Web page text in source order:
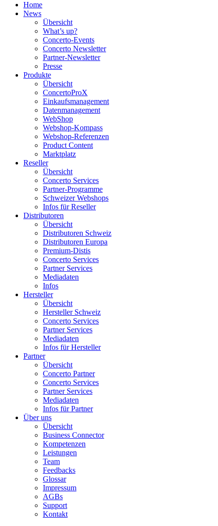
Home
News
Übersicht
What’s up?
Concerto-Events
Concerto Newsletter
Partner-Newsletter
Presse
Produkte
Übersicht
ConcertoProX
Einkaufsmanagement
Datenmanagement
WebShop
Webshop-Kompass
Webshop-Referenzen
Product Content
Marktplatz
Reseller
Übersicht
Concerto Services
Partner-Programme
Schweizer Webshops
Infos für Reseller
Distributoren
Übersicht
Distributoren Schweiz
Distributoren Europa
Premium-Distis
Concerto Services
Partner Services
Mediadaten
Infos
Hersteller
Übersicht
Hersteller Schweiz
Concerto Services
Partner Services
Mediadaten
Infos für Hersteller
Partner
Übersicht
Concerto Partner
Concerto Services
Partner Services
Mediadaten
Infos für Partner
Über uns
Übersicht
Business Connector
Kompetenzen
Leistungen
Team
Feedbacks
Glossar
Impressum
AGBs
Support
Kontakt